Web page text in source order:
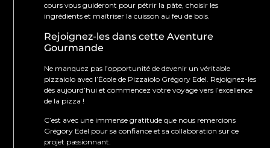
cours vous guideront pour pétrir la pâte, choisir les
ingrédients et maîtriser la cuisson au feu de bois.
Rejoignez-les dans cette Aventure
Gourmande
Ne manquez pas l’opportunité de devenir un véritable
pizzaiolo avec l’École de Pizzaiolo Grégory Edel. Rejoignez-les
dès aujourd’hui et commencez votre voyage vers l’excellence
de la pizza !
C’est avec une immense gratitude que nous remercions
Grégory Edel pour sa confiance et sa collaboration sur ce
projet passionnant.